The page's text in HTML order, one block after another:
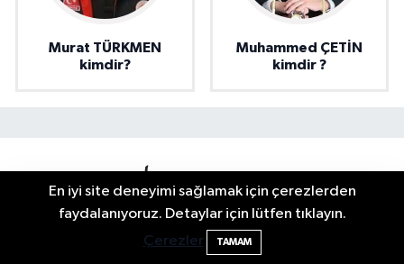
Murat TÜRKMEN
kimdir?
Muhammed ÇETİN
kimdir ?
En iyi site deneyimi sağlamak için çerezlerden
faydalanıyoruz. Detaylar için lütfen tıklayın.
Çerezler
TAMAM
2 Buzağı Hediyeli Bal Festivalinde Hande
Ünsal Sahne Alacak